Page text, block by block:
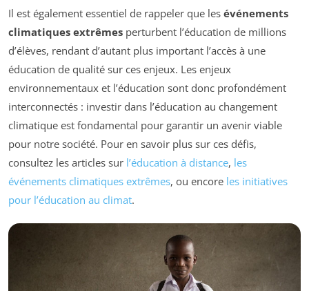
Il est également essentiel de rappeler que les événements
climatiques extrêmes perturbent l’éducation de millions
d’élèves, rendant d’autant plus important l’accès à une
éducation de qualité sur ces enjeux. Les enjeux
environnementaux et l’éducation sont donc profondément
interconnectés : investir dans l’éducation au changement
climatique est fondamental pour garantir un avenir viable
pour notre société. Pour en savoir plus sur ces défis,
consultez les articles sur l’éducation à distance, les
événements climatiques extrêmes, ou encore les initiatives
pour l’éducation au climat.